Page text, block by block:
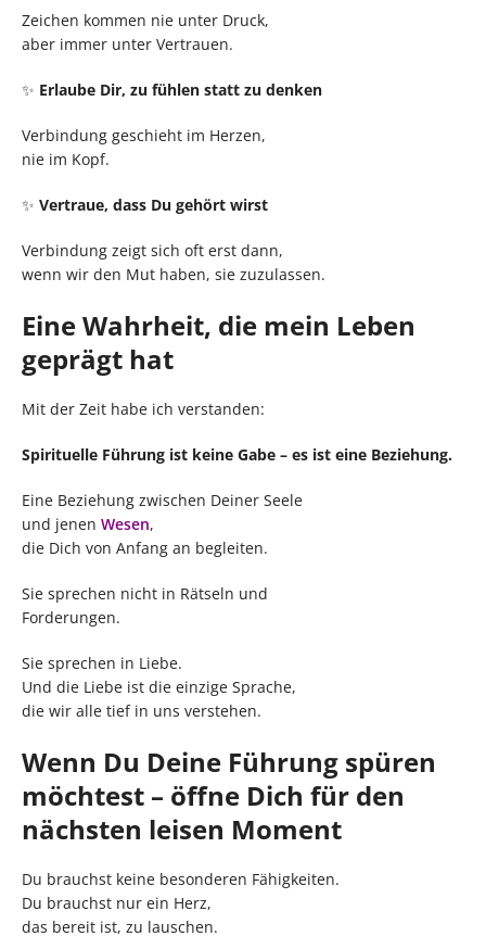
Zeichen kommen nie unter Druck,
aber immer unter Vertrauen.
✨ Erlaube Dir, zu fühlen statt zu denken
Verbindung geschieht im Herzen,
nie im Kopf.
✨ Vertraue, dass Du gehört wirst
Verbindung zeigt sich oft erst dann,
wenn wir den Mut haben, sie zuzulassen.
Eine Wahrheit, die mein Leben
geprägt hat
Mit der Zeit habe ich verstanden:
Spirituelle Führung ist keine Gabe – es ist eine Beziehung.
Eine Beziehung zwischen Deiner Seele
und jenen Wesen,
die Dich von Anfang an begleiten.
Sie sprechen nicht in Rätseln und
Forderungen.
Sie sprechen in Liebe.
Und die Liebe ist die einzige Sprache,
die wir alle tief in uns verstehen.
Wenn Du Deine Führung spüren
möchtest – öffne Dich für den
nächsten leisen Moment
Du brauchst keine besonderen Fähigkeiten.
Du brauchst nur ein Herz,
das bereit ist, zu lauschen.